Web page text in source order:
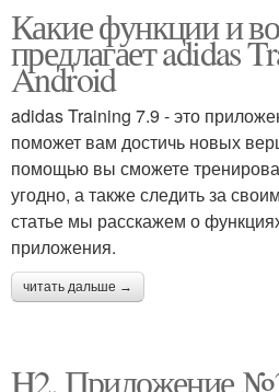
Какие функции и
предлагает adidas
Android
adidas Training 7.9 - это
поможет вам достичь новых
помощью вы сможете
угодно, а также следить за
статье мы расскажем о
приложения.
читать дальше →
H2. Приложение